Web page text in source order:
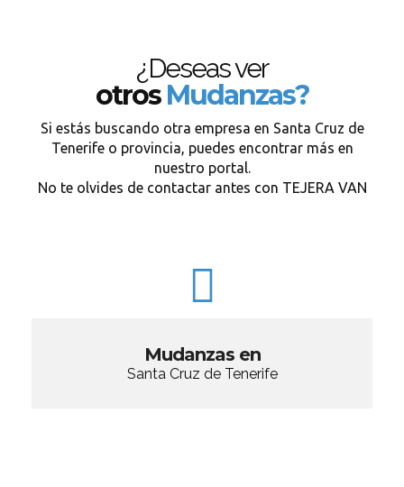
¿Deseas ver
otrosMudanzas?
Si estás buscando otra empresa en Santa Cruz de
Tenerife o provincia, puedes encontrar más en
nuestro portal.
No te olvides de contactar antes con TEJERA VAN
Mudanzas en
Santa Cruz de Tenerife